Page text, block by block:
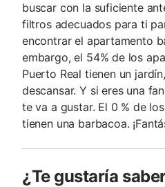
buscar con la suficiente
filtros adecuados para ti
encontrar el apartamento
embargo, el 54% de los
Puerto Real tienen un
descansar. Y si eres una
te va a gustar. El 0 % de
tienen una barbacoa.
¿Te gustaría